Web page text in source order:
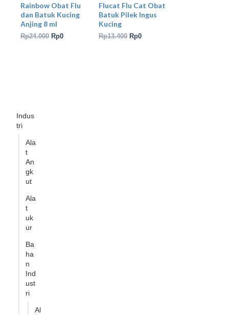
Indus
tri
Ala
t
An
gk
ut
Ala
t
uk
ur
Ba
ha
n
Ind
ust
ri
Al
Rainbow Obat Flu
dan Batuk Kucing
Anjing 8 ml
Rp24.000 Rp0
Flucat Flu Cat Obat
Batuk Pilek Ingus
Kucing
Rp13.400 Rp0